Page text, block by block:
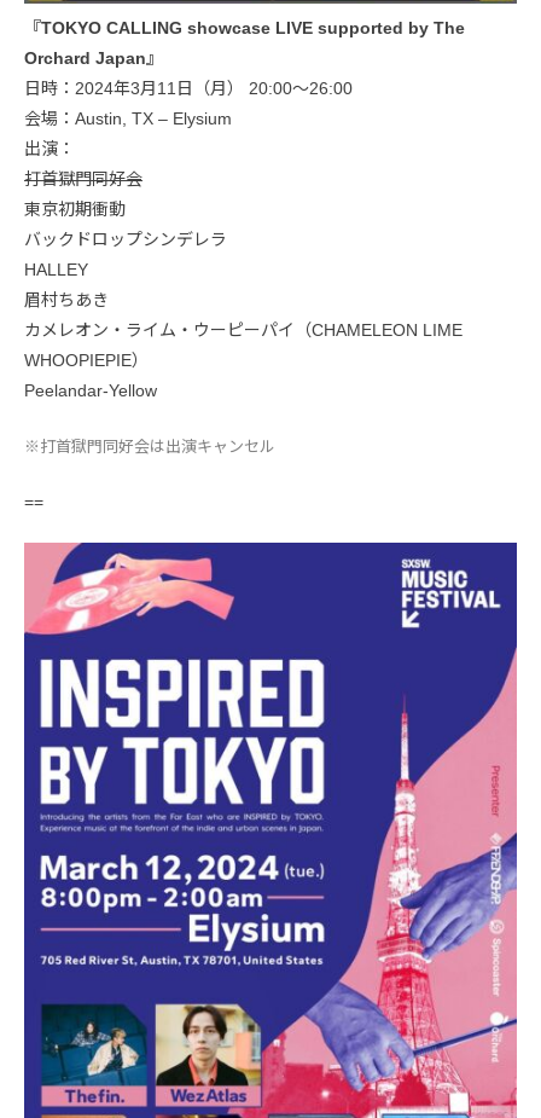
『TOKYO CALLING showcase LIVE supported by The
Orchard Japan』
日時：2024年3月11日（月） 20:00〜26:00
会場：Austin, TX – Elysium
出演：
打首獄門同好会
東京初期衝動
バックドロップシンデレラ
HALLEY
眉村ちあき
カメレオン・ライム・ウーピーパイ（CHAMELEON LIME
WHOOPIEPIE）
Peelandar-Yellow
※打首獄門同好会は出演キャンセル
==